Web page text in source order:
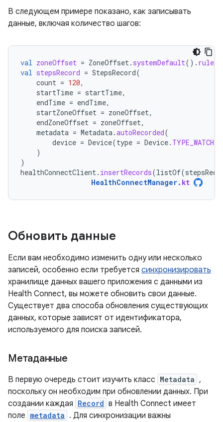
В следующем примере показано, как записывать
данные, включая количество шагов:
val zoneOffset = ZoneOffset. systemDefault(). rules
val stepsRecord = StepsRecord(
count = 120,
startTime = startTime,
endTime = endTime,
startZoneOffset = zoneOffset,
endZoneOffset = zoneOffset,
metadata = Metadata.autoRecorded(
device = Device(type = Device. TYPE_WATCH
)
)
healthConnectClient. insertRecords(listOf(
HealthConnectManager. kt
Обновить данные
Если вам необходимо изменить одну или несколько
записей, особенно если требуется синхронизировать
хранилище данных вашего приложения с данными из
Health Connect, вы можете обновить свои данные.
Существует два способа обновления существующих
данных, которые зависят от идентификатора,
используемого для поиска записей.
Метаданные
В первую очередь стоит изучить класс Metadata ,
поскольку он необходим при обновлении данных. При
создании каждая Record в Health Connect имеет
поле metadata . Для синхронизации важны